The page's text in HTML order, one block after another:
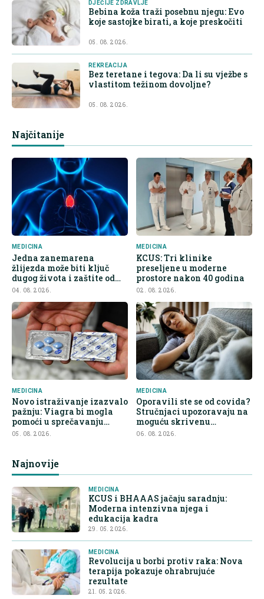
DJEČIJE ZDRAVLJE
Bebina koža traži posebnu njegu: Evo
koje sastojke birati, a koje preskočiti
05. 08. 2026.
REKREACIJA
Bez teretane i tegova: Da li su vježbe s
vlastitom težinom dovoljne?
05. 08. 2026.
Najčitanije
MEDICINA
Jedna zanemarena
žlijezda može biti ključ
dugog života i zaštite od
raka
04. 08. 2026.
MEDICINA
KCUS: Tri klinike
preseljene u moderne
prostore nakon 40 godina
02. 08. 2026.
MEDICINA
Novo istraživanje izazvalo
pažnju: Viagra bi mogla
pomoći u sprečavanju
širenja raka
05. 08. 2026.
MEDICINA
Oporavili ste se od covida?
Stručnjaci upozoravaju na
moguću skrivenu
posljedicu
06. 08. 2026.
Najnovije
MEDICINA
KCUS i BHAAAS jačaju saradnju:
Moderna intenzivna njega i
edukacija kadra
29. 05. 2026.
MEDICINA
Revolucija u borbi protiv raka: Nova
terapija pokazuje ohrabrujuće
rezultate
21. 05. 2026.